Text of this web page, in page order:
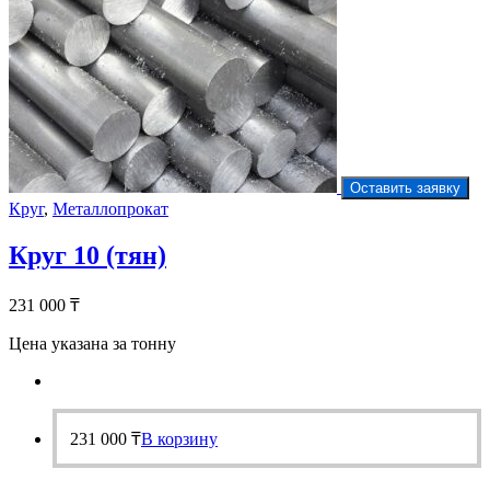
Оставить заявку
Круг, Металлопрокат
Круг 10 (тян)
231 000 ₸
Цена указана за тонну
231 000 ₸В корзину